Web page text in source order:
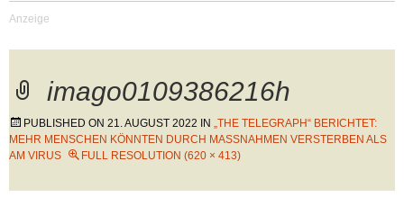
imago0109386216h
PUBLISHED ON 21. AUGUST 2022 IN „THE TELEGRAPH“ BERICHTET:
MEHR MENSCHEN KÖNNTEN DURCH MASSNAHMEN VERSTERBEN ALS A
M VIRUS
FULL RESOLUTION (620 × 413)